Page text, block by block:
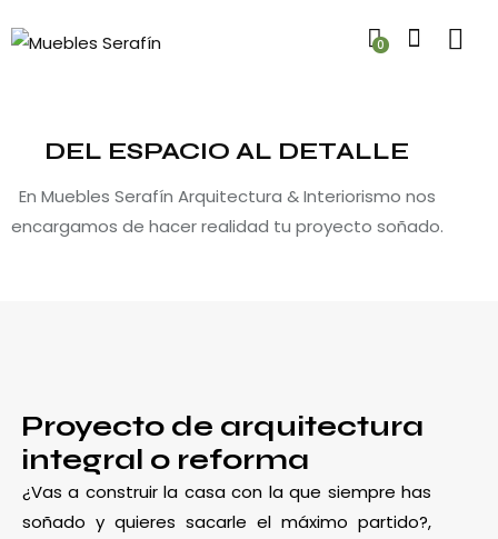
0
DEL ESPACIO AL DETALLE
En Muebles Serafín Arquitectura & Interiorismo nos
encargamos de hacer realidad tu proyecto soñado.
Proyecto de arquitectura
integral o reforma
¿Vas a construir la casa con la que siempre has
soñado y quieres sacarle el máximo partido?,